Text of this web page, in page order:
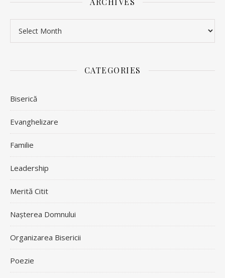
CATEGORIES
Biserică
Evanghelizare
Familie
Leadership
Merită Citit
Nașterea Domnului
Organizarea Bisericii
Poezie